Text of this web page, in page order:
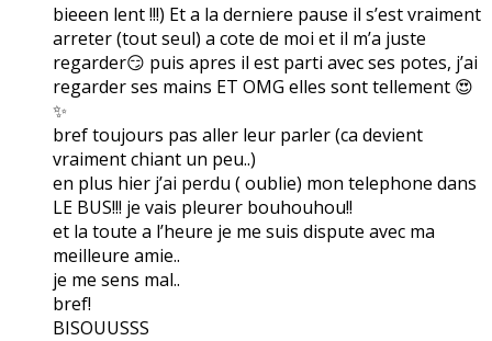
bieeen lent !!!) Et a la derniere pause il s’est vraiment
arreter (tout seul) a cote de moi et il m’a juste
regarder😏 puis apres il est parti avec ses potes, j’ai
regarder ses mains ET OMG elles sont tellement 😍
✨
bref toujours pas aller leur parler (ca devient
vraiment chiant un peu..)
en plus hier j’ai perdu ( oublie) mon telephone dans
LE BUS!!! je vais pleurer bouhouhou!!
et la toute a l’heure je me suis dispute avec ma
meilleure amie..
je me sens mal..
bref!
BISOUUSSS